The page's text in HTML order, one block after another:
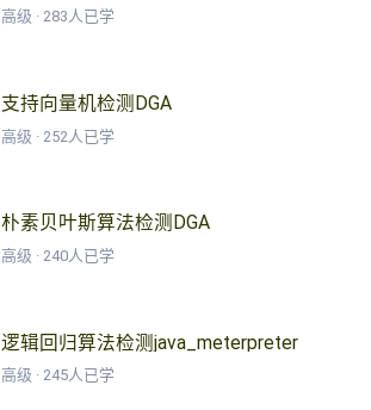
高级 · 283人已学
支持向量机检测DGA
高级 · 252人已学
朴素贝叶斯算法检测DGA
高级 · 240人已学
逻辑回归算法检测java_meterpreter
高级 · 245人已学